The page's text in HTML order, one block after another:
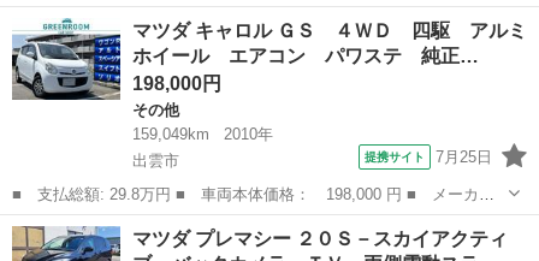
ー名： マツダ ■ 車種名： ＣＸ－３ ■ グレード名： ＸＤ ツ
ーリング 純正ナビ・フルセグＴＶ・Ｂｌｕｅｔｏｏｔｈ・全方位カ
メラ・追...
島根 松江市 CX-3
マツダ キャロル ＧＳ ４ＷＤ 四駆 アルミ
ホイール エアコン パワステ 純正…
198,000円
その他
159,049km
2010年
出雲市
提携サイト 7月25日
■ 支払総額: 29.8万円 ■ 車両本体価格： 198,000 円 ■ メーカー
名： マツダ ■ 車種名： キャロル ■ グレード名： ＧＳ ４Ｗ
Ｄ 四駆 アルミホイール エアコン パワステ 純正オーディオ
島根 出雲市 その他
マツダ プレマシー ２０Ｓ－スカイアクティ